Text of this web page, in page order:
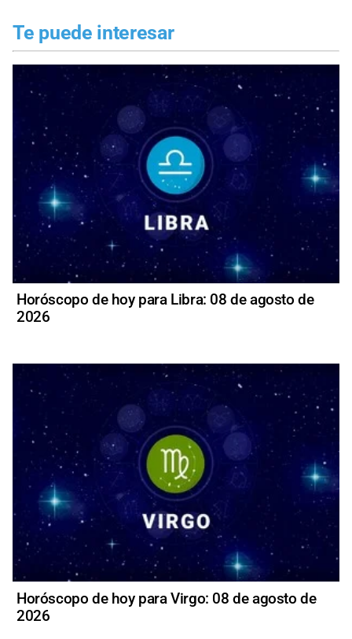
Te puede interesar
Horóscopo de hoy para Libra: 08 de agosto de
2026
Horóscopo de hoy para Virgo: 08 de agosto de
2026